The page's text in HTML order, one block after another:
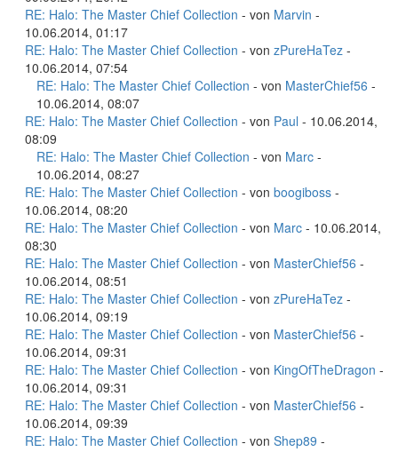
RE: Halo: The Master Chief Collection - von Marvin -
10.06.2014, 01:17
RE: Halo: The Master Chief Collection - von zPureHaTez -
10.06.2014, 07:54
RE: Halo: The Master Chief Collection - von MasterChief56 -
10.06.2014, 08:07
RE: Halo: The Master Chief Collection - von Paul - 10.06.2014,
08:09
RE: Halo: The Master Chief Collection - von Marc -
10.06.2014, 08:27
RE: Halo: The Master Chief Collection - von boogiboss -
10.06.2014, 08:20
RE: Halo: The Master Chief Collection - von Marc - 10.06.2014,
08:30
RE: Halo: The Master Chief Collection - von MasterChief56 -
10.06.2014, 08:51
RE: Halo: The Master Chief Collection - von zPureHaTez -
10.06.2014, 09:19
RE: Halo: The Master Chief Collection - von MasterChief56 -
10.06.2014, 09:31
RE: Halo: The Master Chief Collection - von KingOfTheDragon -
10.06.2014, 09:31
RE: Halo: The Master Chief Collection - von MasterChief56 -
10.06.2014, 09:39
RE: Halo: The Master Chief Collection - von Shep89 -